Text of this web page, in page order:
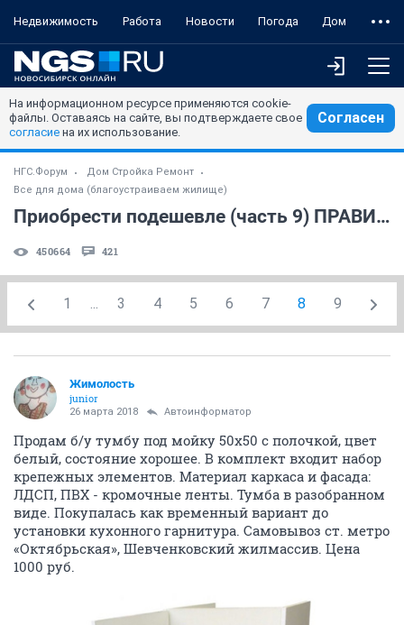
Недвижимость Работа Новости Погода Дом
На информационном ресурсе применяются cookie-
файлы. Оставаясь на сайте, вы подтверждаете свое
согласие на их использование.
Согласен
НГС.Форум
Дом Стройка Ремонт
Все для дома (благоустраиваем жилище)
Приобрести подешевле (часть 9) ПРАВИЛА в 1-м посте топика!
450664 421
1 ... 3 4 5 6 7 8 9
Жимолость
junior
26 марта 2018 Автоинформатор
Продам б/у тумбу под мойку 50х50 с полочкой, цвет
белый, состояние хорошее. В комплект входит набор
крепежных элементов. Материал каркаса и фасада:
ЛДСП, ПВХ - кромочные ленты. Тумба в разобранном
виде. Покупалась как временный вариант до
установки кухонного гарнитура. Самовывоз ст. метро
«Октябрьская», Шевченковский жилмассив. Цена
1000 руб.